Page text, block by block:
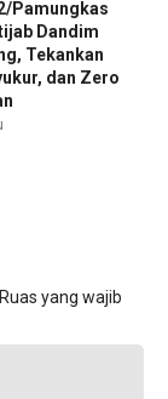
Pamungkas
Dandim
Tekankan
dan Zero
Ruas yang wajib